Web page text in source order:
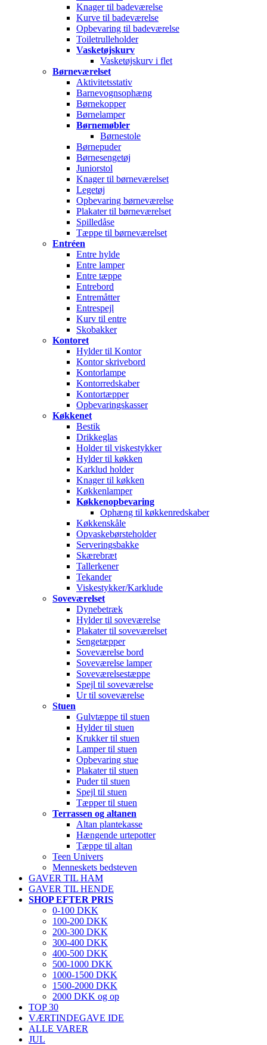
Knager til badeværelse
Kurve til badeværelse
Opbevaring til badeværelse
Toiletrulleholder
Vasketøjskurv
Vasketøjskurv i flet
Børneværelset
Aktivitetsstativ
Barnevognsophæng
Børnekopper
Børnelamper
Børnemøbler
Børnestole
Børnepuder
Børnesengetøj
Juniorstol
Knager til børneværelset
Legetøj
Opbevaring børneværelse
Plakater til børneværelset
Spilledåse
Tæppe til børneværelset
Entréen
Entre hylde
Entre lamper
Entre tæppe
Entrebord
Entremåtter
Entrespejl
Kurv til entre
Skobakker
Kontoret
Hylder til Kontor
Kontor skrivebord
Kontorlampe
Kontorredskaber
Kontortæpper
Opbevaringskasser
Køkkenet
Bestik
Drikkeglas
Holder til viskestykker
Hylder til køkken
Karklud holder
Knager til køkken
Køkkenlamper
Køkkenopbevaring
Ophæng til køkkenredskaber
Køkkenskåle
Opvaskebørsteholder
Serveringsbakke
Skærebræt
Tallerkener
Tekander
Viskestykker/Karklude
Soveværelset
Dynebetræk
Hylder til soveværelse
Plakater til soveværelset
Sengetæpper
Soveværelse bord
Soveværelse lamper
Soveværelsestæppe
Spejl til soveværelse
Ur til soveværelse
Stuen
Gulvtæppe til stuen
Hylder til stuen
Krukker til stuen
Lamper til stuen
Opbevaring stue
Plakater til stuen
Puder til stuen
Spejl til stuen
Tæpper til stuen
Terrassen og altanen
Altan plantekasse
Hængende urtepotter
Tæppe til altan
Teen Univers
Menneskets bedsteven
GAVER TIL HAM
GAVER TIL HENDE
SHOP EFTER PRIS
0-100 DKK
100-200 DKK
200-300 DKK
300-400 DKK
400-500 DKK
500-1000 DKK
1000-1500 DKK
1500-2000 DKK
2000 DKK og op
TOP 30
VÆRTINDEGAVE IDE
ALLE VARER
JUL